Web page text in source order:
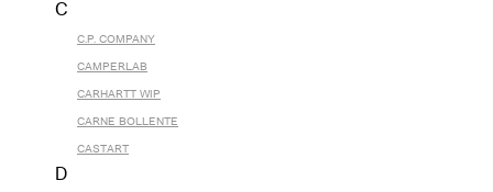
C
C.P. COMPANY
CAMPERLAB
CARHARTT WIP
CARNE BOLLENTE
CASTART
D